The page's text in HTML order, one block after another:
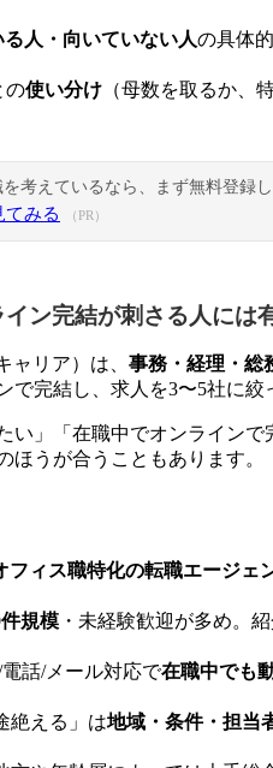
人・向いていない人の具体
の使い分け（母数を取るか、
考えているなら、まず無料登録
てみる （PR）
ン完結が刺さる人には
ャリア）は、 事務・経理・総
で完結し、求人を3〜5社に絞
い」「在職中でオンラインで
ほうが合うこともあります。
フィス職特化の転職エージェ
規模・未経験歓迎が多め。
話/メール対応で在職中でも
絶える」は地域・条件・担当